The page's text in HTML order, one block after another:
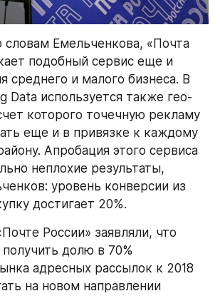
словам Емельченкова, «Почта
подобный сервис еще и
среднего и малого бизнеса. В
Data используется также гео-
которого точечную рекламу
еще и в привязке к каждому
Апробация этого сервиса
неплохие результаты,
уровень конверсии из
достигает 20%.
России» заявляли, что
долю в 70%
адресных рассылок к 2018
на новом направлении